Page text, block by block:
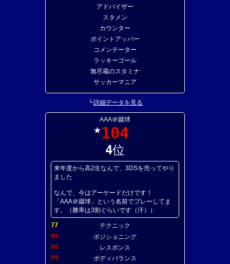
アドバイザー
スタメン
カウンター
ポイントアッパー
コメンテーター
ラッキーゴール
無尽蔵のスタミナ
サッカーマニア
┗詳細データを見る
AAA＠蹴球
★104
4位
来年度から高2生なんで、3DSを売ってやり
ました
なんで、今はアーケードだけです！
「AAA＠蹴球」という名前でプレーしてま
す。（勝率は3割ぐらいです（汗））
77
テクニック
99
ポジショニング
99
レスポンス
99
ボディバランス